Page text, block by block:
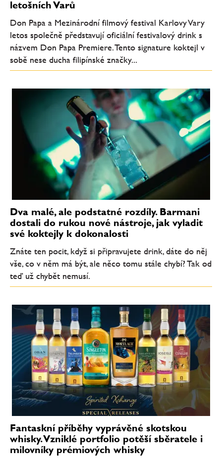
letošních Varů
Don Papa a Mezinárodní filmový festival Karlovy Vary
letos společně představují oficiální festivalový drink s
názvem Don Papa Premiere. Tento signature koktejl v
sobě nese ducha filipínské značky...
Dva malé, ale podstatné rozdíly. Barmani
dostali do rukou nové nástroje, jak vyladit
své koktejly k dokonalosti
Znáte ten pocit, když si připravujete drink, dáte do něj
vše, co v něm má být, ale něco tomu stále chybí? Tak od
teď už chybět nemusí.
Fantaskní příběhy vyprávěné skotskou
whisky. Vzniklé portfolio potěší sběratele i
milovníky prémiových whisky